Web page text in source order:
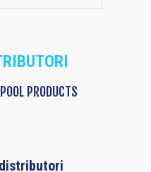
PRODUCTS